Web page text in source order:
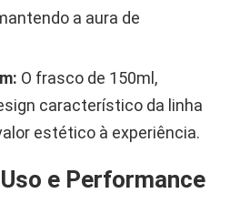
a aura de
O frasco de 150ml,
característico da linha
estético à experiência.
e Performance